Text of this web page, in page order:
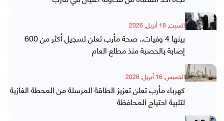
السبت, 18 أبريل, 2026
بينها 4 وفيات.. صحة مأرب تعلن تسجيل أكثر من 600
إصابة بالحصبة منذ مطلع العام
الخميس, 16 أبريل, 2026
كهرباء مأرب تعلن تعزيز الطاقة المرسلة من المحطة الغازية
لتلبية احتياج المحافظة